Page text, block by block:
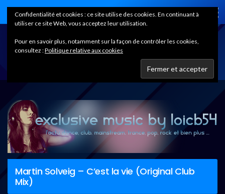
Home
Martin Solveig – C’est la vie (Original Club
Mix)
Confidentialité et cookies : ce site utilise des cookies. En continuant à
utiliser ce site Web, vous acceptez leur utilisation.
Pour en savoir plus, notamment sur la façon de contrôler les cookies,
consultez :Politique relative aux cookies